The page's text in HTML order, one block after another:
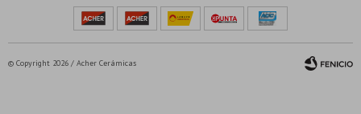
© Copyright 2026 / Acher Cerámicas